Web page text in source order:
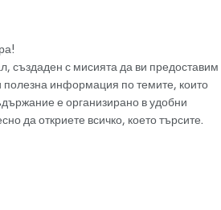
създаден с мисията да ви предоставим
информация по темите, които
е организирано в удобни
да откриете всичко, което търсите.